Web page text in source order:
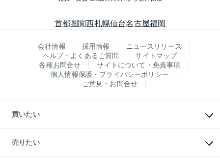
首都圏関西札幌仙台名古屋福岡
会社情報 採用情報
ニュースリリース
ヘルプ・よくあるご質問
サイトマップ
各種お問合せ
サイトについて・免責事項
個人情報保護・プライバシーポリシー
ご意見・お問合せ
買いたい
新築・分譲マンションの購入
中古マンションの購入
一戸建ての購入
売りたい